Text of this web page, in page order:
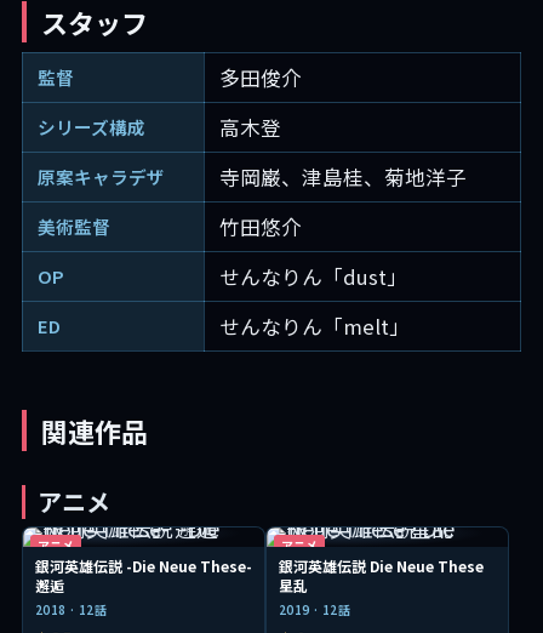
スタッフ
監督 多田俊介
シリーズ構成 高木登
原案キャラデザ 寺岡巌、津島桂、菊地洋子
美術監督 竹田悠介
OP せんなりん「dust」
ED せんなりん「melt」
関連作品
アニメ
アニメ
銀河英雄伝説 -Die Neue These-
邂逅
2018 · 12話
アニメ
銀河英雄伝説 Die Neue These
星乱
2019 · 12話